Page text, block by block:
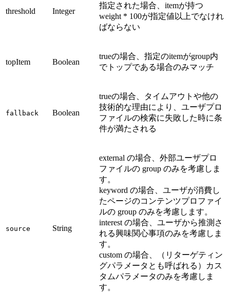
threshold Integer
指定された場合、itemが持つ
weight * 100が指定値以上でなけれ
ばならない
topItem Boolean
trueの場合、指定のitemがgroup内
でトップである場合のみマッチ
fallback Boolean
trueの場合、タイムアウトや他の
技術的な理由により、ユーザプロ
ファイルの検索に失敗した時に条
件が満たされる
source String
external の場合、外部ユーザプロ
ファイルの group のみを考慮しま
す。
keyword の場合、ユーザが消費し
たページのコンテンツプロファイ
ルの group のみを考慮します。
interest の場合、ユーザから推測さ
れる興味関心事項のみを考慮しま
す。
custom の場合、（リターゲティン
グパラメータとも呼ばれる）カス
タムパラメータのみを考慮しま
す。